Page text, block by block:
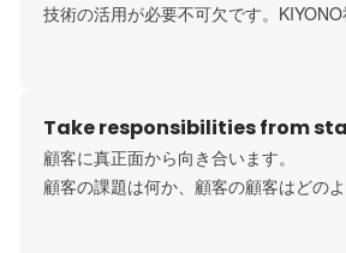
技術の活用が必要不可欠です。
の技術は今最も市場が求める技術の一
価値がある技術です。会社全体でこれら
有し実践することでKIYONO社はマーケ
Take responsibilities from
顧客に真正面から向き合います。
顧客の課題は何か、顧客の顧客はどの